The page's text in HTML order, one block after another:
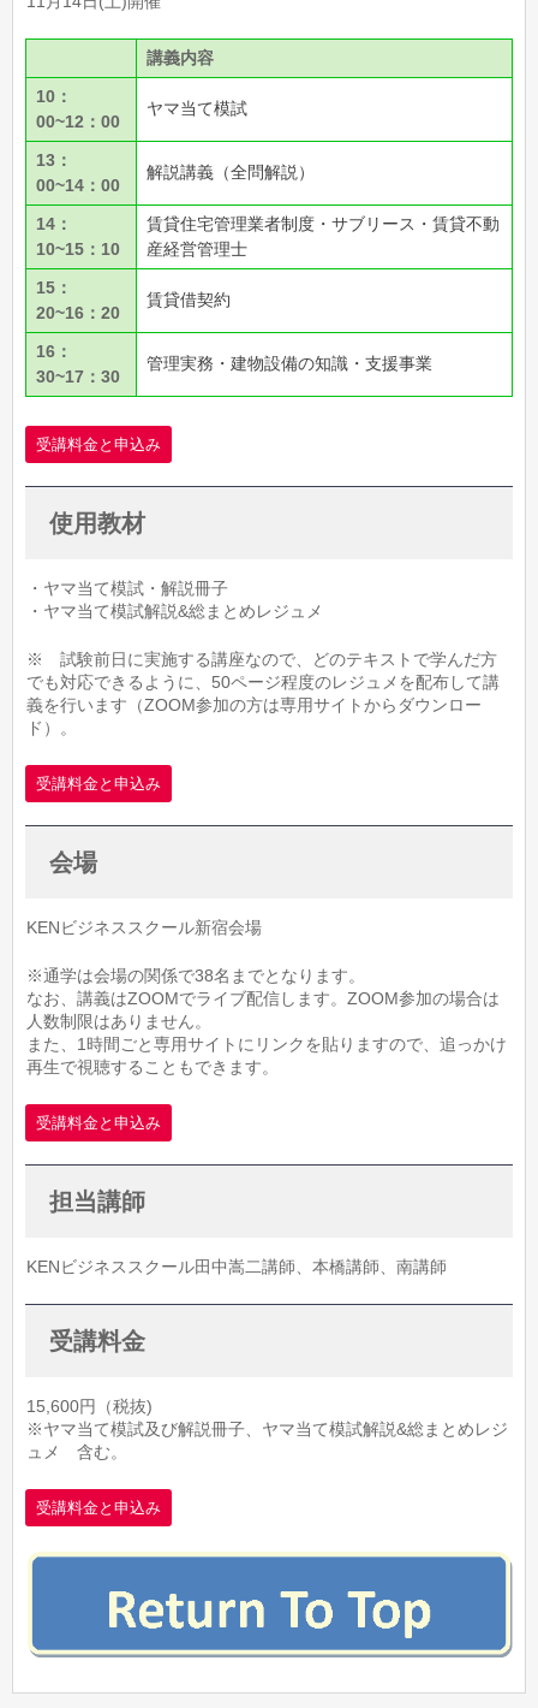
講義内容
10：
00~12：00
ヤマ当て模試
13：
00~14：00
解説講義（全問解説）
14：
10~15：10
賃貸住宅管理業者制度・サブリース・賃貸不動
産経営管理士
15：
20~16：20
賃貸借契約
16：
30~17：30
管理実務・建物設備の知識・支援事業
受講料金と申込み
使用教材
・ヤマ当て模試・解説冊子
・ヤマ当て模試解説&総まとめレジュメ
※ 試験前日に実施する講座なので、どのテキストで学んだ方
でも対応できるように、50ページ程度のレジュメを配布して講
義を行います（ZOOM参加の方は専用サイトからダウンロー
ド）。
受講料金と申込み
会場
KENビジネススクール新宿会場
※通学は会場の関係で38名までとなります。
なお、講義はZOOMでライブ配信します。ZOOM参加の場合は
人数制限はありません。
また、1時間ごと専用サイトにリンクを貼りますので、追っかけ
再生で視聴することもできます。
受講料金と申込み
担当講師
KENビジネススクール田中嵩二講師、本橋講師、南講師
受講料金
15,600円（税抜)
※ヤマ当て模試及び解説冊子、ヤマ当て模試解説&総まとめレジ
ュメ 含む。
受講料金と申込み